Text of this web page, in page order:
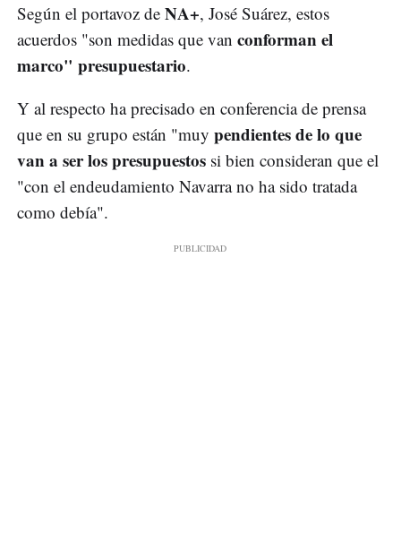
Según el portavoz de NA+, José Suárez, estos
acuerdos "son medidas que van conforman el
marco" presupuestario.
Y al respecto ha precisado en conferencia de prensa
que en su grupo están "muy pendientes de lo que
van a ser los presupuestos si bien consideran que el
"con el endeudamiento Navarra no ha sido tratada
como debía".